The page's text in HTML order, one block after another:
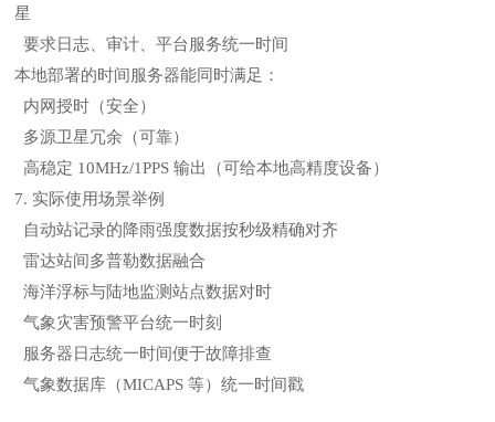
星
要求日志、审计、平台服务统一时间
本地部署的时间服务器能同时满足：
内网授时（安全）
多源卫星冗余（可靠）
高稳定 10MHz/1PPS 输出（可给本地高精度设备）
7. 实际使用场景举例
自动站记录的降雨强度数据按秒级精确对齐
雷达站间多普勒数据融合
海洋浮标与陆地监测站点数据对时
气象灾害预警平台统一时刻
服务器日志统一时间便于故障排查
气象数据库（MICAPS 等）统一时间戳